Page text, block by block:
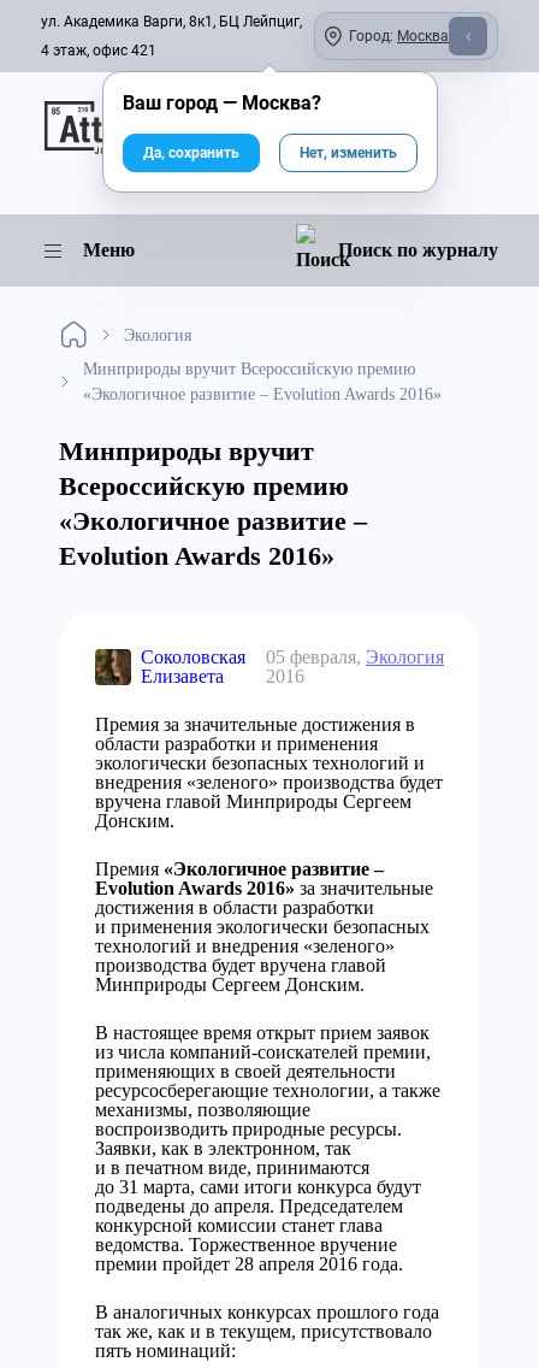
ул. Академика Варги, 8к1, БЦ Лейпциг,
4 этаж, офис 421
Город: Москва
Онлайн-журнал
Меню Поиск по журналу
Экология
Минприроды вручит Всероссийскую премию
«Экологичное развитие – Evolution Awards 2016»
Минприроды вручит
Всероссийскую премию
«Экологичное развитие –
Evolution Awards 2016»
Соколовская
Елизавета
05 февраля,
2016
Экология
Премия за значительные достижения в
области разработки и применения
экологически безопасных технологий и
внедрения «зеленого» производства будет
вручена главой Минприроды Сергеем
Донским.
Премия «Экологичное развитие –
Evolution Awards 2016» за значительные
достижения в области разработки
и применения экологически безопасных
технологий и внедрения «зеленого»
производства будет вручена главой
Минприроды Сергеем Донским.
В настоящее время открыт прием заявок
из числа компаний-соискателей премии,
применяющих в своей деятельности
ресурсосберегающие технологии, а также
механизмы, позволяющие
воспроизводить природные ресурсы.
Заявки, как в электронном, так
и в печатном виде, принимаются
до 31 марта, сами итоги конкурса будут
подведены до апреля. Председателем
конкурсной комиссии станет глава
ведомства. Торжественное вручение
премии пройдет 28 апреля 2016 года.
В аналогичных конкурсах прошлого года
так же, как и в текущем, присутствовало
пять номинаций:
Ваш город — Москва?
Да, сохранить Нет, изменить